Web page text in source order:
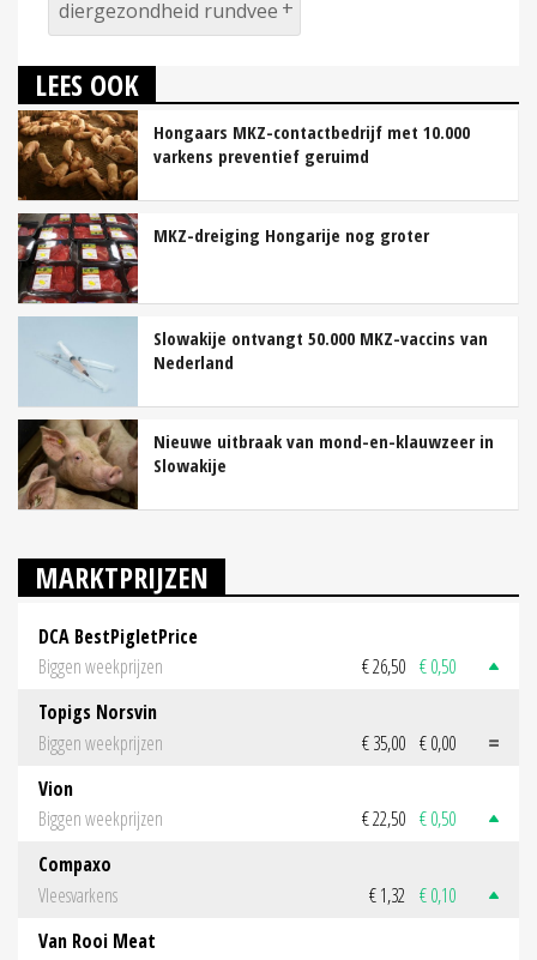
diergezondheid rundvee
LEES OOK
Hongaars MKZ-contactbedrijf met 10.000
varkens preventief geruimd
MKZ-dreiging Hongarije nog groter
Slowakije ontvangt 50.000 MKZ-vaccins van
Nederland
Nieuwe uitbraak van mond-en-klauwzeer in
Slowakije
MARKTPRIJZEN
DCA BestPigletPrice
Biggen weekprijzen
€ 26,50 € 0,50
Topigs Norsvin
Biggen weekprijzen
€ 35,00 € 0,00
Vion
Biggen weekprijzen
€ 22,50 € 0,50
Compaxo
Vleesvarkens
€ 1,32 € 0,10
Van Rooi Meat